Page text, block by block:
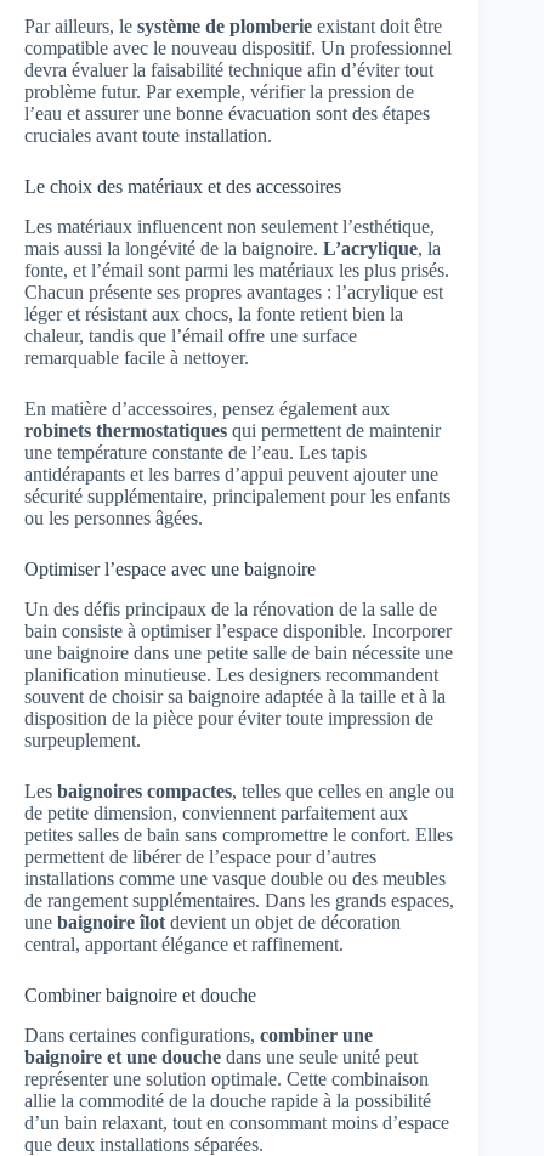
Par ailleurs, le système de plomberie existant doit être
compatible avec le nouveau dispositif. Un professionnel
devra évaluer la faisabilité technique afin d’éviter tout
problème futur. Par exemple, vérifier la pression de
l’eau et assurer une bonne évacuation sont des étapes
cruciales avant toute installation.
Le choix des matériaux et des accessoires
Les matériaux influencent non seulement l’esthétique,
mais aussi la longévité de la baignoire. L’acrylique, la
fonte, et l’émail sont parmi les matériaux les plus prisés.
Chacun présente ses propres avantages : l’acrylique est
léger et résistant aux chocs, la fonte retient bien la
chaleur, tandis que l’émail offre une surface
remarquable facile à nettoyer.
En matière d’accessoires, pensez également aux
robinets thermostatiques qui permettent de maintenir
une température constante de l’eau. Les tapis
antidérapants et les barres d’appui peuvent ajouter une
sécurité supplémentaire, principalement pour les enfants
ou les personnes âgées.
Optimiser l’espace avec une baignoire
Un des défis principaux de la rénovation de la salle de
bain consiste à optimiser l’espace disponible. Incorporer
une baignoire dans une petite salle de bain nécessite une
planification minutieuse. Les designers recommandent
souvent de choisir sa baignoire adaptée à la taille et à la
disposition de la pièce pour éviter toute impression de
surpeuplement.
Les baignoires compactes, telles que celles en angle ou
de petite dimension, conviennent parfaitement aux
petites salles de bain sans compromettre le confort. Elles
permettent de libérer de l’espace pour d’autres
installations comme une vasque double ou des meubles
de rangement supplémentaires. Dans les grands espaces,
une baignoire îlot devient un objet de décoration
central, apportant élégance et raffinement.
Combiner baignoire et douche
Dans certaines configurations, combiner une
baignoire et une douche dans une seule unité peut
représenter une solution optimale. Cette combinaison
allie la commodité de la douche rapide à la possibilité
d’un bain relaxant, tout en consommant moins d’espace
que deux installations séparées.